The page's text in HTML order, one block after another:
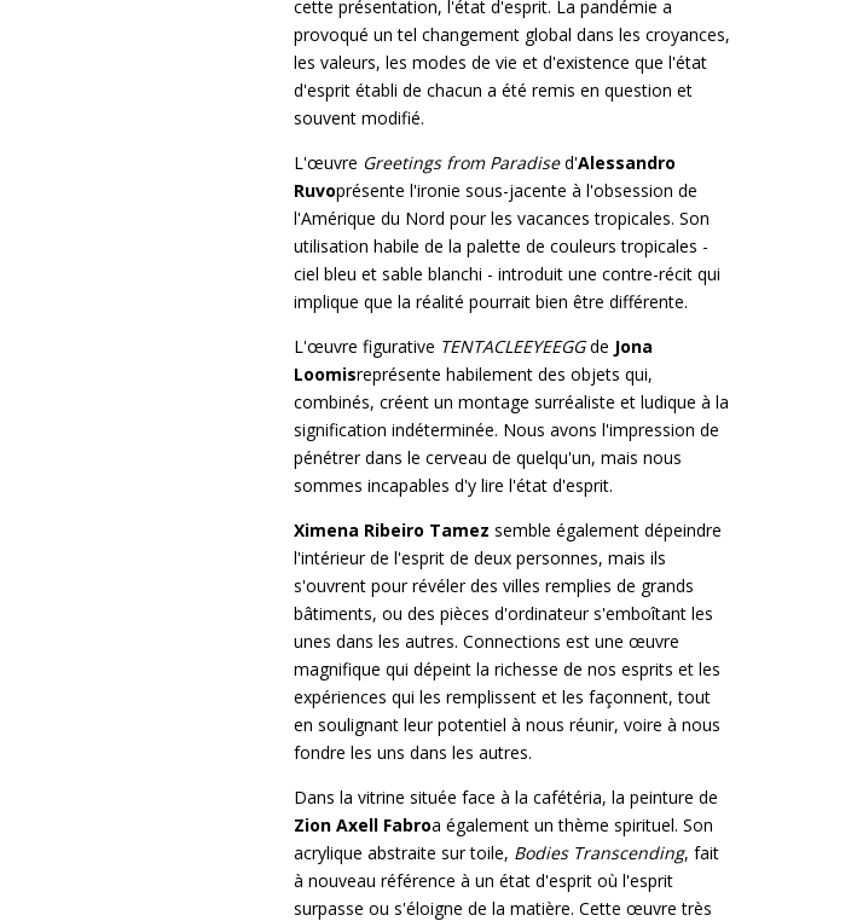
cette présentation, l'état d'esprit. La pandémie a
provoqué un tel changement global dans les croyances,
les valeurs, les modes de vie et d'existence que l'état
d'esprit établi de chacun a été remis en question et
souvent modifié.
L'œuvre Greetings from Paradised'Alessandro
Ruvoprésente l'ironie sous-jacente à l'obsession de
l'Amérique du Nord pour les vacances tropicales. Son
utilisation habile de la palette de couleurs tropicales -
ciel bleu et sable blanchi - introduit une contre-récit qui
implique que la réalité pourrait bien être différente.
L'œuvre figurative TENTACLEEYEEGGde Jona
Loomisreprésente habilement des objets qui,
combinés, créent un montage surréaliste et ludique à la
signification indéterminée. Nous avons l'impression de
pénétrer dans le cerveau de quelqu'un, mais nous
sommes incapables d'y lire l'état d'esprit.
Ximena Ribeiro Tamez semble également dépeindre
l'intérieur de l'esprit de deux personnes, mais ils
s'ouvrent pour révéler des villes remplies de grands
bâtiments, ou des pièces d'ordinateur s'emboîtant les
unes dans les autres. Connections est une œuvre
magnifique qui dépeint la richesse de nos esprits et les
expériences qui les remplissent et les façonnent, tout
en soulignant leur potentiel à nous réunir, voire à nous
fondre les uns dans les autres.
Dans la vitrine située face à la cafétéria, la peinture de
Zion Axell Fabroa également un thème spirituel. Son
acrylique abstraite sur toile, Bodies Transcending, fait
à nouveau référence à un état d'esprit où l'esprit
surpasse ou s'éloigne de la matière. Cette œuvre très